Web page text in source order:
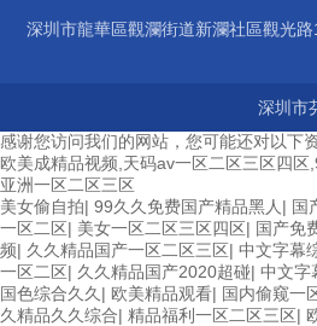
深圳市龍華區觀瀾街道新瀾社區觀光
深圳市
感谢您访问我们的网站，您可能还对以下
欧美成精品视频,天码av一区二区三区四
亚洲一区二区三区
美女偷自拍| 99久久免费国产精品黑人 | 国
一区二区| 美女一区二区三区四区| 国产免
频| 久久精品国产一区二区三区| 中文字幕
一区二区| 久久精品国产2020超碰| 中文字
国色综合久久 | 欧美精品观看| 国内偷窥一
久精品久久综合| 精品福利一区二区三区|